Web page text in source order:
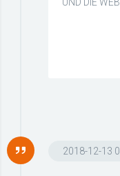
2018-12-13